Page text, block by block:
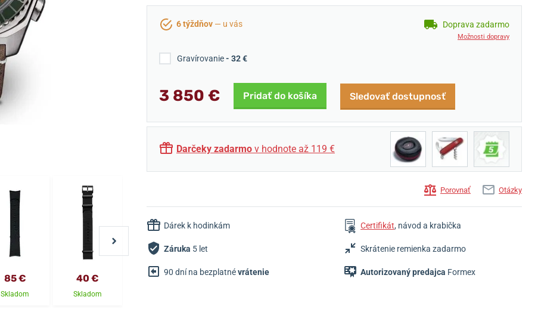
6 týždňov — u vás Doprava zadarmo
Možnosti dopravy
Gravírovanie- 32 €
3 850 € Pridať do košíka Sledovať dostupnosť
Darčeky zadarmo v hodnote až 119 €
Porovnať Otázky
Dárek k hodinkám Certifikát, návod a krabička
Záruka 5 let Skrátenie remienka zadarmo
90 dní na bezplatnévrátenie Autorizovaný predajca Formex
85 €
Skladom
40 €
Skladom
1 990 € 130 € 1 690 € 85 €